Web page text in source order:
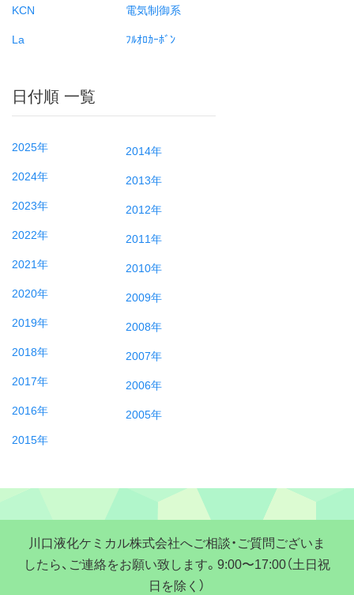
KCN
La
電気制御系
ﾌﾙｵﾛｶｰﾎﾞﾝ
日付順 一覧
2025年
2024年
2023年
2022年
2021年
2020年
2019年
2018年
2017年
2016年
2015年
2014年
2013年
2012年
2011年
2010年
2009年
2008年
2007年
2006年
2005年
川口液化ケミカル株式会社へご相談・ご質問ございま
したら、ご連絡をお願い致します。9:00〜17:00（土日祝
日を除く）